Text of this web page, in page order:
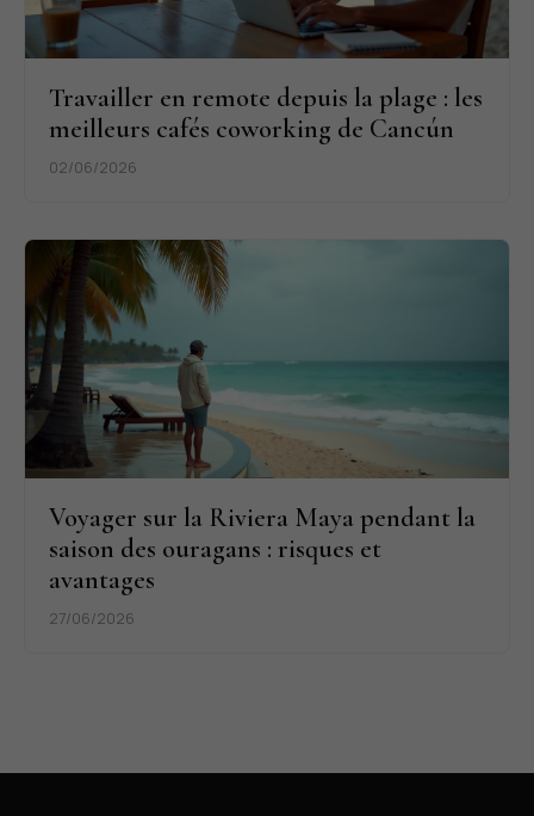
Travailler en remote depuis la plage : les
meilleurs cafés coworking de Cancún
02/06/2026
Voyager sur la Riviera Maya pendant la
saison des ouragans : risques et
avantages
27/06/2026